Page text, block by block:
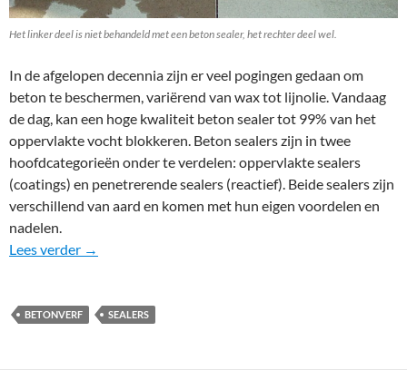
Het linker deel is niet behandeld met een beton sealer, het rechter deel wel.
In de afgelopen decennia zijn er veel pogingen gedaan om
beton te beschermen, variërend van wax tot lijnolie. Vandaag
de dag, kan een hoge kwaliteit beton sealer tot 99% van het
oppervlakte vocht blokkeren. Beton sealers zijn in twee
hoofdcategorieën onder te verdelen: oppervlakte sealers
(coatings) en penetrerende sealers (reactief). Beide sealers zijn
verschillend van aard en komen met hun eigen voordelen en
nadelen.
Lees verder Beton sealers soorten
→
BETONVERF SEALERS